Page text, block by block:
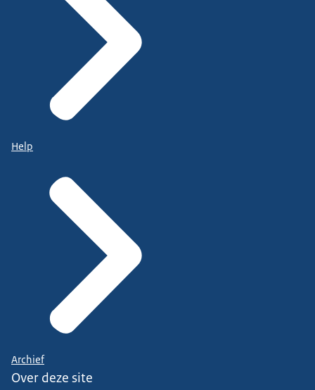
Help
Archief
Over deze site